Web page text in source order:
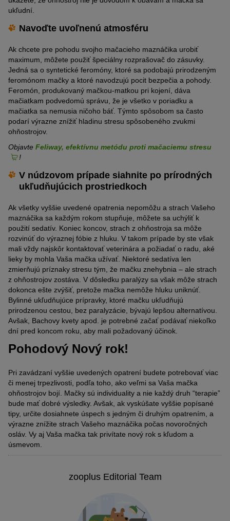
ukľudní.
Navoďte uvoľnenú atmosféru
Ak chcete pre pohodu svojho mačacieho maznáčika urobiť
maximum, môžete použiť špeciálny rozprašovač do zásuvky.
Jedná sa o syntetické feromóny, ktoré sa podobajú prirodzeným
feromónom mačky a ktoré navodzujú pocit bezpečia a pohody.
Feromón, produkovaný mačkou-matkou pri kojení, dáva
mačiatkam podvedomú správu, že je všetko v poriadku a
mačiatka sa nemusia ničoho báť. Týmto spôsobom sa často
podarí výrazne znížiť hladinu stresu spôsobeného zvukmi
ohňostrojov.
Objavte Feliway, efektívnu metódu proti mačaciemu stresu
!
V núdzovom prípade siahnite po prírodných
ukľudňujúcich prostriedkoch
Ak všetky vyššie uvedené opatrenia nepomôžu a strach Vašeho
maznáčika sa každým rokom stupňuje, môžete sa uchýliť k
použití sedatív. Koniec koncov, strach z ohňostroja sa môže
rozvinúť do výraznej fóbie z hluku. V takom prípade by ste však
mali vždy najskôr kontaktovať veterinára a požiadať o radu, aké
lieky by mohla Vaša mačka užívať. Niektoré sedatíva len
zmierňujú príznaky stresu tým, že mačku znehybnia – ale strach
z ohňostrojov zostáva. V dôsledku paralýzy sa však môže strach
dokonca ešte zvýšiť, pretože mačka nemôže hluku uniknúť.
Bylinné ukľudňujúce prípravky, ktoré mačku ukľudňujú
prirodzenou cestou, bez paralyzácie, bývajú lepšou alternatívou.
Avšak, Bachovy kvety apod. je potrebné začať podávať niekoľko
dní pred koncom roku, aby mali požadovaný účinok.
Pohodový Nový rok!
Pri zavádzaní vyššie uvedených opatrení budete potrebovať viac
či menej trpezlivosti, podľa toho, ako veľmi sa Vaša mačka
ohňostrojov bojí. Mačky sú individuality a nie každý druh “terapie”
bude mať dobré výsledky. Avšak, ak vyskúšate vyššie popísané
tipy, určite dosiahnete úspech s jedným či druhým opatrením, a
výrazne znížite strach Vašeho maznáčika počas novoročných
osláv. Vy aj Vaša mačka tak privítate nový rok s kľudom a
úsmevom.
zooplus Editorial Team